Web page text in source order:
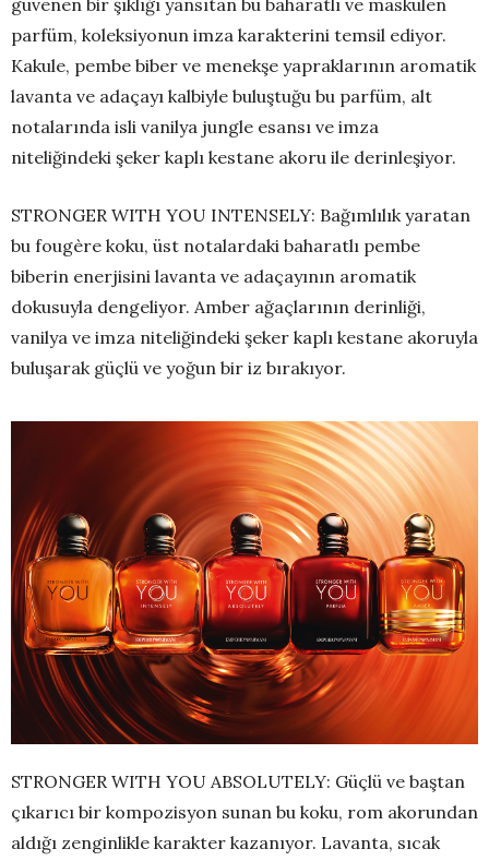
parfüm, koleksiyonun imza karakterini temsil ediyor.
Kakule, pembe biber ve menekşe yapraklarının aromatik
lavanta ve adaçayı kalbiyle buluştuğu bu parfüm, alt
notalarında isli vanilya jungle esansı ve imza
niteliğindeki şeker kaplı kestane akoru ile derinleşiyor.
STRONGER WITH YOU INTENSELY: Bağımlılık yaratan
bu fougère koku, üst notalardaki baharatlı pembe
biberin enerjisini lavanta ve adaçayının aromatik
dokusuyla dengeliyor. Amber ağaçlarının derinliği,
vanilya ve imza niteliğindeki şeker kaplı kestane akoruyla
buluşarak güçlü ve yoğun bir iz bırakıyor.
STRONGER WITH YOU ABSOLUTELY: Güçlü ve baştan
çıkarıcı bir kompozisyon sunan bu koku, rom akorundan
aldığı zenginlikle karakter kazanıyor. Lavanta, sıcak